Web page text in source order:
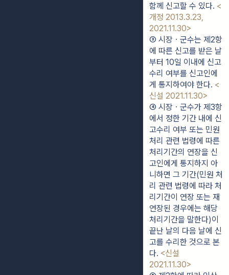
함께 신고할 수 있다. <
개정 2013.3.23,
2021.11.30>
③ 시장ㆍ군수는 제2항
에 따른 신고를 받은 날
부터 10일 이내에 신고
수리 여부를 신고인에
게 통지하여야 한다. <
신설 2021.11.30>
④ 시장ㆍ군수가 제3항
에서 정한 기간 내에 신
고수리 여부 또는 민원
처리 관련 법령에 따른
처리기간의 연장을 신
고인에게 통지하지 아
니하면 그 기간(민원 처
리 관련 법령에 따라 처
리기간이 연장 또는 재
연장된 경우에는 해당
처리기간을 말한다)이
끝난 날의 다음 날에 신
고를 수리한 것으로 본
다. <신설
2021.11.30>